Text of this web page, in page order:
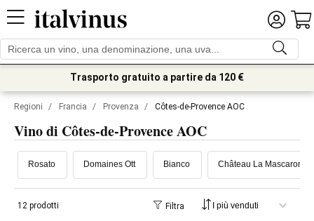
Trasporto gratuito a partire da 120 €
Regioni / Francia / Provenza / Côtes-de-Provence AOC
Vino di Côtes-de-Provence AOC
Rosato Domaines Ott Bianco Château La Mascaronne
12 prodotti Filtra